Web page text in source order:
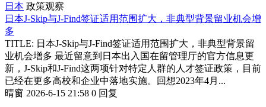
日本 政策观察
日本J-Skip与J-Find签证适用范围扩大，非典型背景留业机会增
多
TITLE: 日本J-Skip与J-Find签证适用范围扩大，非典型背景留
业机会增多 最近留意到日本出入国在留管理厅的官方信息更
新，J-Skip和J-Find这两项针对特定人群的人才签证政策，目前
已经在更多高校和企业中落地实施。回想2023年4月...
晴窗 2026-6-15 21:58 0 回复